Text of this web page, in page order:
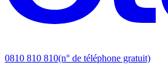
0810 810 810(n° de téléphone gratuit)